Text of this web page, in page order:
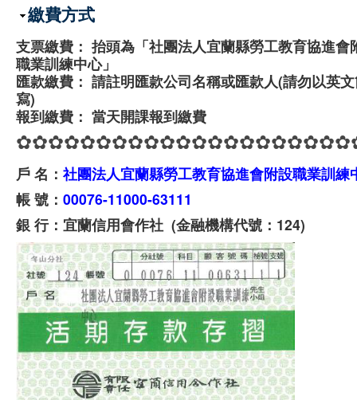
隱藏
繳費方式
支票繳費： 抬頭為「社團法人宜蘭縣勞工教育協進會
職業訓練中心」
匯款繳費： 請註明匯款公司名稱或匯款人(請勿以英
寫)
報到繳費： 當天開課報到繳費
戶 名： 社團法人宜蘭縣勞工教育協進會附設職業訓練
帳 號： 00076-11000-63111
銀 行：宜蘭信用會作社 (金融機構代號：124)